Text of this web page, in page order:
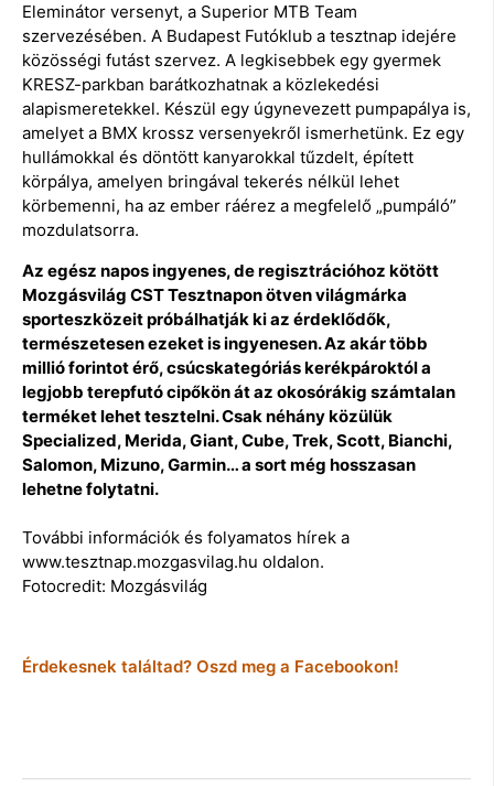
Eleminátor versenyt, a Superior MTB Team
szervezésében. A Budapest Futóklub a tesztnap idejére
közösségi futást szervez. A legkisebbek egy gyermek
KRESZ-parkban barátkozhatnak a közlekedési
alapismeretekkel. Készül egy úgynevezett pumpapálya is,
amelyet a BMX krossz versenyekről ismerhetünk. Ez egy
hullámokkal és döntött kanyarokkal tűzdelt, épített
körpálya, amelyen bringával tekerés nélkül lehet
körbemenni, ha az ember ráérez a megfelelő „pumpáló”
mozdulatsorra.
Az egész napos ingyenes, de regisztrációhoz kötött
Mozgásvilág CST Tesztnapon ötven világmárka
sporteszközeit próbálhatják ki az érdeklődők,
természetesen ezeket is ingyenesen. Az akár több
millió forintot érő, csúcskategóriás kerékpároktól a
legjobb terepfutó cipőkön át az okosórákig számtalan
terméket lehet tesztelni. Csak néhány közülük
Specialized, Merida, Giant, Cube, Trek, Scott, Bianchi,
Salomon, Mizuno, Garmin… a sort még hosszasan
lehetne folytatni.
További információk és folyamatos hírek a
www.tesztnap.mozgasvilag.hu oldalon.
Fotocredit: Mozgásvilág
Érdekesnek találtad? Oszd meg a Facebookon!